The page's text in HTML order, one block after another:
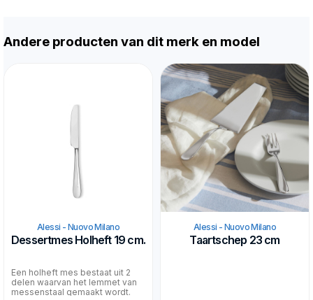
Andere producten van dit merk en model
Alessi - Nuovo Milano
Dessertmes Holheft 19 cm.
Een holheft mes bestaat uit 2
delen waarvan het lemmet van
messenstaal gemaakt wordt.
Alessi - Nuovo Milano
Taartschep 23 cm